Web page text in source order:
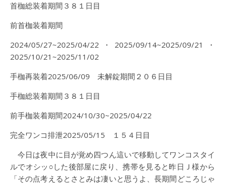
首枷総装着期間３８１日目
前首枷装着期間
2024/05/27~2025/04/22・2025/09/14~2025/09/21・
2025/10/21~2025/11/02
手枷再装着2025/06/09 未解錠期間２０６日目
手枷総装着期間３８１日目
前手枷装着期間2024/10/30~2025/04/22
完全ワンコ排泄2025/05/15 １５４日目
今日は夜中に目が覚め四つん這いで移動してワンコスタイ
ルでオシッ○した後部屋に戻り、携帯を見ると昨日Ｊ様から
「その点考えるとさとみは凄いと思うよ、長期間どころじゃ